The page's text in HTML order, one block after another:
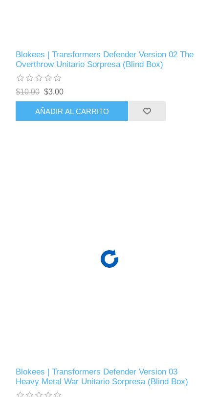
Blokees | Transformers Defender Version 02 The
Overthrow Unitario Sorpresa (Blind Box)
$10.00 $3.00
AÑADIR AL CARRITO
Blokees | Transformers Defender Version 03
Heavy Metal War Unitario Sorpresa (Blind Box)